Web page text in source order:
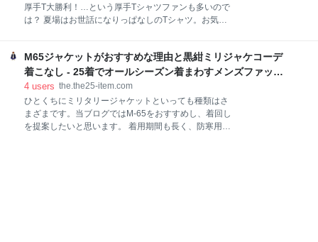
厚手T大勝利！…という厚手Tシャツファンも多いので
は？ 夏場はお世話になりっぱなしのTシャツ。お気に
ビーウェイトTシャツ 10.2オンス： LIFEMAX（ライフ
マックス） 9.1オンス：UnitedAthle（ユナイテッドア
スレ） 9オンス：Good On（グッドオン）GOST1101
8オンスの厚手Tシャツ 8.5オンス：美和縫製 8オン
ス：CAMBER（キャンバー）302 マックスウェイト
7オンスの厚手Tシャツ 7.1オンス：UnitedAthle（ユナ
M65ジャケットがおすすめな理由と黒紺ミリジャケコーデ
着こなし - 25着でオールシーズン着まわすメンズファッシ
ョン
4 users the.the25-item.com
ひとくちにミリタリージャケットといっても種類はさ
まざまです。当ブログではM-65をおすすめし、着回し
を提案したいと思います。 着用期間も長く、防寒用ア